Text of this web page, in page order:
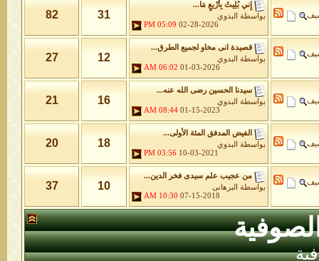
إِني بُلِيتُ بِأَرْبعٍ مَا...
بواسطة
البدوي
02-28-2026
05:09 PM
31
82
قصيدة انى مخاو لجميع الطرق...
بواسطة
البدوي
01-03-2026
06:02 AM
12
27
سيدنا الحسين رضى الله عنه...
بواسطة
البدوي
01-15-2023
08:44 AM
16
21
الفيض المدفق المئة الأولى...
بواسطة
البدوي
10-03-2021
03:56 PM
18
20
من عجيب علم سيدى فخر الدين...
بواسطة
البرهانى
07-15-2018
10:30 AM
10
37